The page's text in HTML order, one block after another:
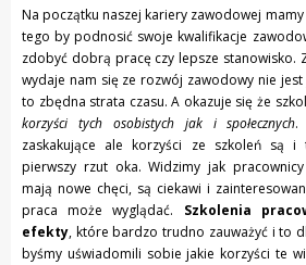
Na początku naszej kariery zawodowej
tego by podnosić swoje kwalifikacje
zdobyć dobrą pracę czy lepsze stanowisko.
wydaje nam się ze rozwój zawodowy nie
to zbędna strata czasu. A okazuje się że
korzyści tych osobistych jak i społecznych.
zaskakujące ale korzyści ze szkoleń są
pierwszy rzut oka. Widzimy jak
mają nowe chęci, są ciekawi i
praca może wyglądać. Szkolenia
efekty, które bardzo trudno zauważyć i to
byśmy uświadomili sobie jakie korzyści te